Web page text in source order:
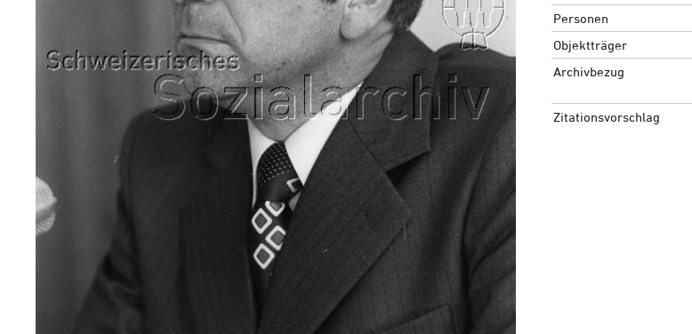
Personen
Objektträger
Archivbezug
Zitationsvorschlag